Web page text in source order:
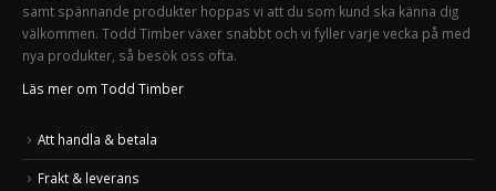
samt spännande produkter hoppas vi att du som kund ska känna dig
välkommen. Todd Timber växer snabbt och vi fyller varje vecka på med
nya produkter, så besök oss ofta.
Läs mer om Todd Timber
Att handla & betala
Frakt & leverans